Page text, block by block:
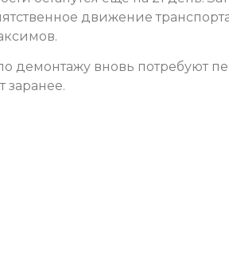
движение
демонтажу вновь потребуют
заранее.